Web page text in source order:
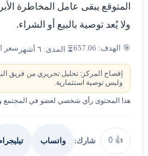
المتوقع يبقى عامل المخاطرة
ولا يُعد توصية بالبيع أو الشراء.
🎯 الهدف: 657.06 ⏳ المدى: ٦ أشهر سعر
إفصاح المركز: تحليل تحريري من فريق
وليس توصية استثمارية.
هذا المحتوى رأي شخصي لعضو في المجتمع
👍
0 شارك: واتساب